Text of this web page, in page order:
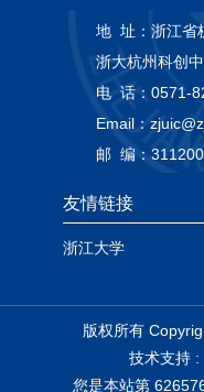
地 址： 浙江省
浙大杭州科创
电 话： 0571-
Email：
邮 编： 311200
友情链接
浙江大学
版权所有
技术支持 :
您是本站第 62657